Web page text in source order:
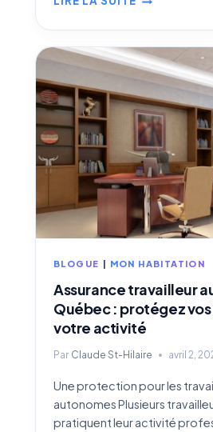
PRÉPARER
MAISON
POUR
L’HIVER
AU
QUÉBEC
:
12
ACTIONS
ÉVITER
SINISTRE
BLOGUE | MON HABITATION
Assurance travailleur
Québec : protégez
votre activité
Par Claude St-Hilaire avril 2,
Une protection pour les
autonomes Plusieurs
pratiquent leur activité